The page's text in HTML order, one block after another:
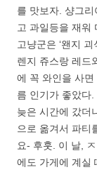
를 맛보자. 샹그
고 과일등을 재워
고냥군은 ‘왠지
렌지 쥬스랑 레드
에 꼭 와인을 사
름 인기가 좋았다.
늦은 시간에 갔더
으로 옮겨서 파티
요- 후훗. 이 날,
에도 가게에 계실